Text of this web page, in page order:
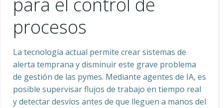
procesos
La tecnología actual permite crear sistemas de
alerta temprana y disminuir este grave problema
de gestión de las pymes. Mediante agentes de IA, es
posible supervisar flujos de trabajo en tiempo real
y detectar desvíos antes de que lleguen a manos del